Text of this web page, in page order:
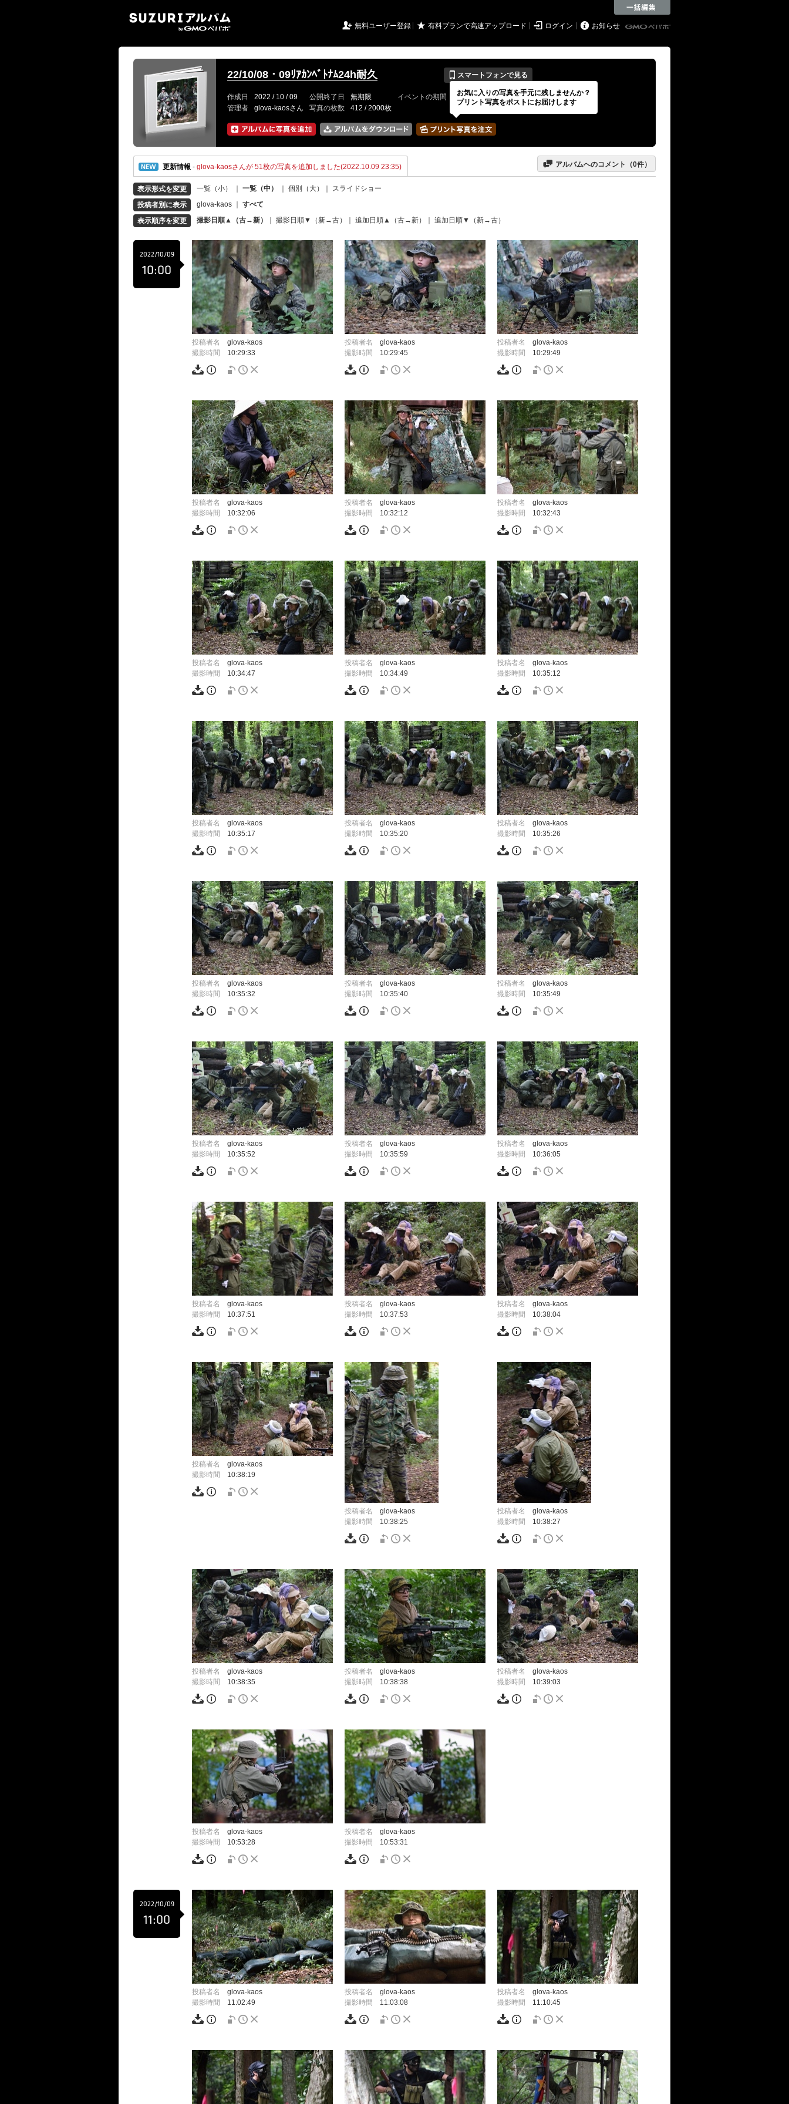
 無料ユーザー登録 ★ 有料プランで高速アップロード  ログイン  お知らせ
22/10/08・09ﾘｱｶﾝﾍﾞﾄﾅﾑ24h耐久 📱 スマートフォンで見る
作成日 2022 / 10 / 09 公開終了日 無期限 イベントの期間
---
管理者
glova-kaosさん 写真の枚数 412 / 2000枚
更新情報 - glova-kaosさんが 51枚の写真を追加しました(2022.10.09 23:35)  アルバムへのコメント（0件）
表示形式を変更 一覧（小） 一覧（中） 個別（大）
スライドショー
投稿者別に表示
glova-kaos
すべて
表示順序を変更
撮影日順▲（古→新） 撮影日順▼（新→古） 追加日順▲（古→新） 追加日順▼（新→古）
2022/10/09
10:00
投稿者名
glova-kaos
撮影時間
10:29:33
投稿者名
glova-kaos
撮影時間
10:29:45
投稿者名
glova-kaos
撮影時間
10:29:49
投稿者名
glova-kaos
撮影時間
10:32:06
投稿者名
glova-kaos
撮影時間
10:32:12
投稿者名
glova-kaos
撮影時間
10:32:43
投稿者名
glova-kaos
撮影時間
10:34:47
投稿者名
glova-kaos
撮影時間
10:34:49
投稿者名
glova-kaos
撮影時間
10:35:12
投稿者名
glova-kaos
撮影時間
10:35:17
投稿者名
glova-kaos
撮影時間
10:35:20
投稿者名
glova-kaos
撮影時間
10:35:26
投稿者名
glova-kaos
撮影時間
10:35:32
投稿者名
glova-kaos
撮影時間
10:35:40
投稿者名
glova-kaos
撮影時間
10:35:49
投稿者名
glova-kaos
撮影時間
10:35:52
投稿者名
glova-kaos
撮影時間
10:35:59
投稿者名
glova-kaos
撮影時間
10:36:05
投稿者名
glova-kaos
撮影時間
10:37:51
投稿者名
glova-kaos
撮影時間
10:37:53
投稿者名
glova-kaos
撮影時間
10:38:04
投稿者名
glova-kaos
撮影時間
10:38:19
投稿者名
glova-kaos
撮影時間
10:38:25
投稿者名
glova-kaos
撮影時間
10:38:27
投稿者名
glova-kaos
撮影時間
10:38:35
投稿者名
glova-kaos
撮影時間
10:38:38
投稿者名
glova-kaos
撮影時間
10:39:03
投稿者名
glova-kaos
撮影時間
10:53:28
投稿者名
glova-kaos
撮影時間
10:53:31
2022/10/09
11:00
投稿者名
glova-kaos
撮影時間
11:02:49
投稿者名
glova-kaos
撮影時間
11:03:08
投稿者名
glova-kaos
撮影時間
11:10:45
お気に入りの写真を手元に残しませんか？
プリント写真をポストにお届けします